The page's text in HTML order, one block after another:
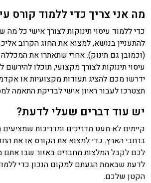
מה אני צריך כדי ללמוד קורס
כדי ללמוד עיסוי תינוקות לצורך אישי כל
להתעניין בנושא, למצוא את החוג הקרוב
(וכמובן גם תינוק). אחרי שתאתרו את
עיסוי תינוקות לצורך מקצועי, תוכלו להירשם
ידרשו מכם להציג תעודות מקצועיות או
תצטרכו לעבור ראיון אישי לבדיקת התאמה
יש עוד דברים שעלי לדעת?
קיימים לא מעט מדריכים ומדריכות שמציעים
ברחבי הארץ. כדי למצוא את הקורס או את
לכם לקבל המלצות מחברים באזור שבו אתם
לדעת שבאמת הגעתם למקום הנכון כדי
הקטן שלכם.